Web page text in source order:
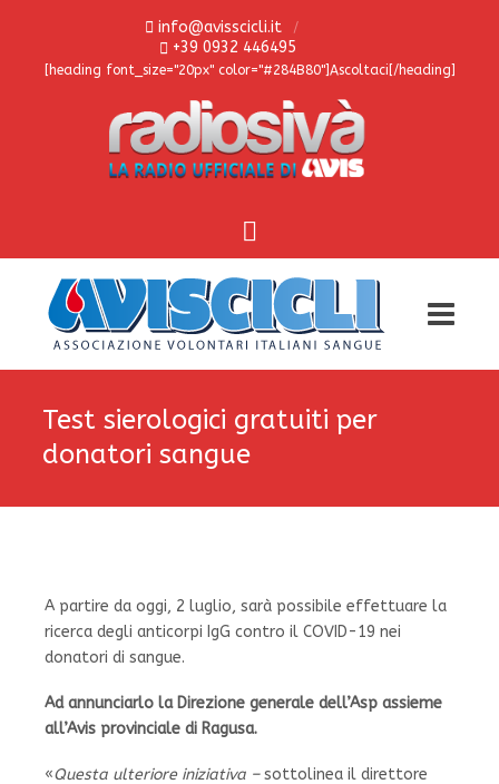
info@avisscicli.it
+39 0932 446495
[heading font_size="20px" color="#284B80"]Ascoltaci[/heading]
Test sierologici gratuiti per
donatori sangue
A partire da oggi, 2 luglio, sarà possibile effettuare la
ricerca degli anticorpi IgG contro il COVID-19 nei
donatori di sangue.
Ad annunciarlo la Direzione generale dell’Asp assieme
all’Avis provinciale di Ragusa.
«Questa ulteriore iniziativa –sottolinea il direttore